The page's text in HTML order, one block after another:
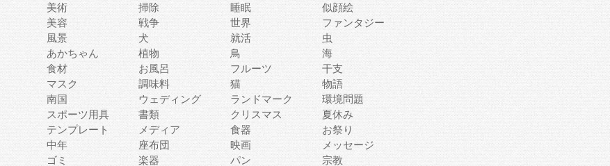
美術 掃除 睡眠
似顔絵
美容 戦争 世界
ファンタジー
風景 犬 就活
虫
あかちゃん 植物 鳥
海
食材 お風呂 フルーツ
干支
マスク 調味料 猫
物語
南国 ウェディング ランドマーク
環境問題
スポーツ用具 書類 クリスマス
夏休み
テンプレート メディア 食器
お祭り
中年 座布団 映画
メッセージ
ゴミ 楽器 パン 宗教